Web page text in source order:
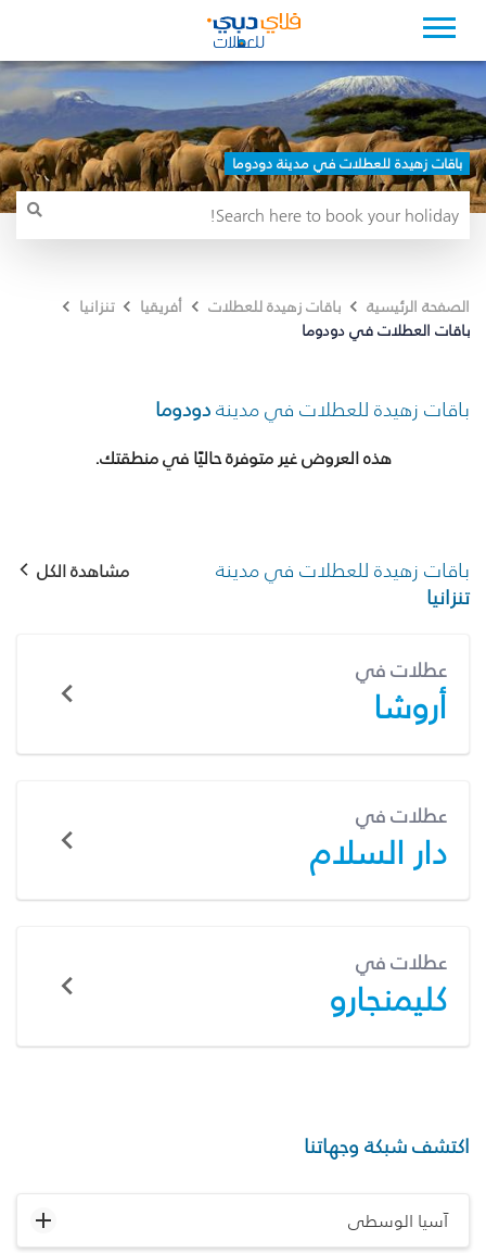
باقات زهيدة للعطلات في مدينة دودوما
الصفحة الرئيسية باقات زهيدة للعطلات أفريقيا
تنزانيا
باقات العطلات في دودوما
باقات زهيدة للعطلات في مدينةدودوما
هذه العروض غير متوفرة حاليًا في منطقتك.
باقات زهيدة للعطلات في مدينة
تنزانيا
مشاهدة الكل
عطلات في
أروشا
عطلات في
دار السلام
عطلات في
كليمنجارو
اكتشف شبكة وجهاتنا
آسيا الوسطى